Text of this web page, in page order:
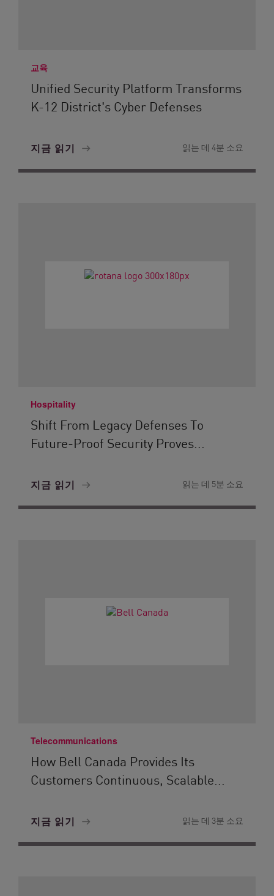
교육
Unified Security Platform Transforms
K-12 District's Cyber Defenses
지금 읽기 읽는 데 4분 소요
Hospitality
Shift From Legacy Defenses To
Future-Proof Security Proves...
지금 읽기 읽는 데 5분 소요
Telecommunications
How Bell Canada Provides Its
Customers Continuous, Scalable...
지금 읽기 읽는 데 3분 소요